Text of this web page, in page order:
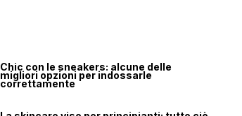
Chic con le sneakers: alcune delle
migliori opzioni per indossarle
correttamente